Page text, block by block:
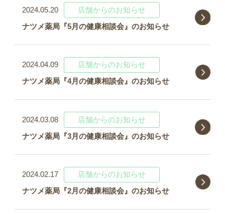
2024.05.20
店舗からのお知らせ
ナツメ薬局『5月の健康相談会』のお知らせ
2024.04.09
店舗からのお知らせ
ナツメ薬局『4月の健康相談会』のお知らせ
2024.03.08
店舗からのお知らせ
ナツメ薬局『3月の健康相談会』のお知らせ
2024.02.17
店舗からのお知らせ
ナツメ薬局『2月の健康相談会』のお知らせ